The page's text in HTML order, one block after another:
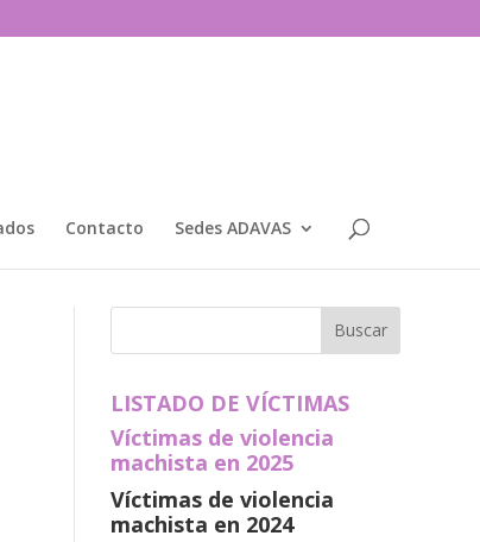
Contacto Sedes ADAVAS
LISTADO DE VÍCTIMAS
Víctimas de violencia
machista en 2025
Víctimas de violencia
machista en 2024